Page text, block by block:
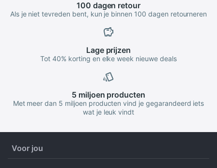
100 dagen retour
Als je niet tevreden bent, kun je binnen 100 dagen retourneren
Lageprijzen
Tot 40% korting en elke week nieuwe deals
5 miljoen producten
Met meer dan 5 miljoen producten vind je gegarandeerd iets
wat je leuk vindt
Voor jou